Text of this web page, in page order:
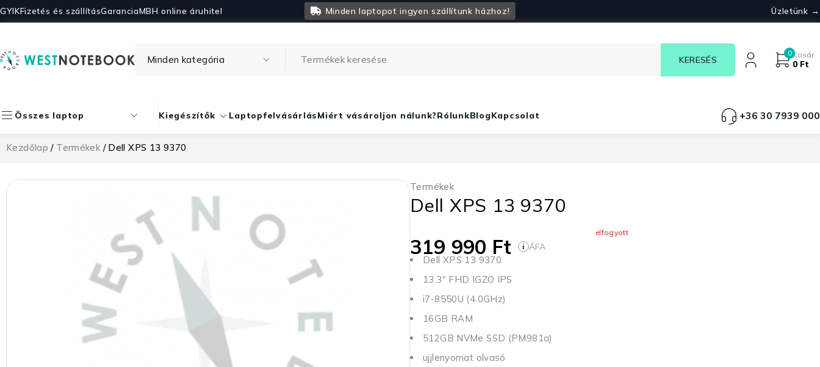
GYIKFizetés és szállításGarancia Minden laptopot ingyen szállítunk házhoz!
MBH online áruhitel Üzletünk →
0Kosár
0 Ft
Összes laptop Kiegészítők LaptopfelvásárlásMiért vásároljon nálunk?RólunkBlogKapcsolat +36 30 7939 000
Kezdőlap / Termékek / Dell XPS 13 9370
Termékek
Dell XPS 13 9370
elfogyott
319 990 Ft i ÁFA
Dell XPS 13 9370
13.3" FHD IGZO IPS
i7-8550U (4.0GHz)
16GB RAM
512GB NVMe SSD (PM981a)
ujjlenyomat olvasó